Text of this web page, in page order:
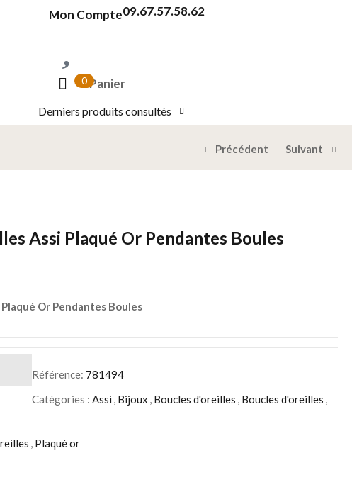
Mon Compte09.67.57.58.62
0 Panier
Derniers produits consultés
Précédent Suivant
Assi Plaqué Or Pendantes Boules
Or Pendantes Boules
Référence: 781494
Catégories : Assi , Bijoux , Boucles d'oreilles , Boucles d'oreilles ,
, Plaqué or